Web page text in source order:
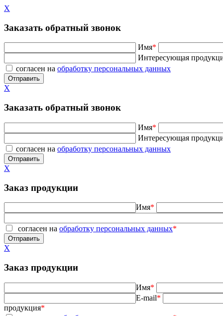
X
Заказать обратный звонок
Имя*
Интересующая
согласен на обработку персональных данных
X
Заказать обратный звонок
Имя*
Интересующая
согласен на обработку персональных данных
X
Заказ продукции
Имя*
согласен на обработку персональных данных*
X
Заказ продукции
Имя*
E-mail*
продукция*